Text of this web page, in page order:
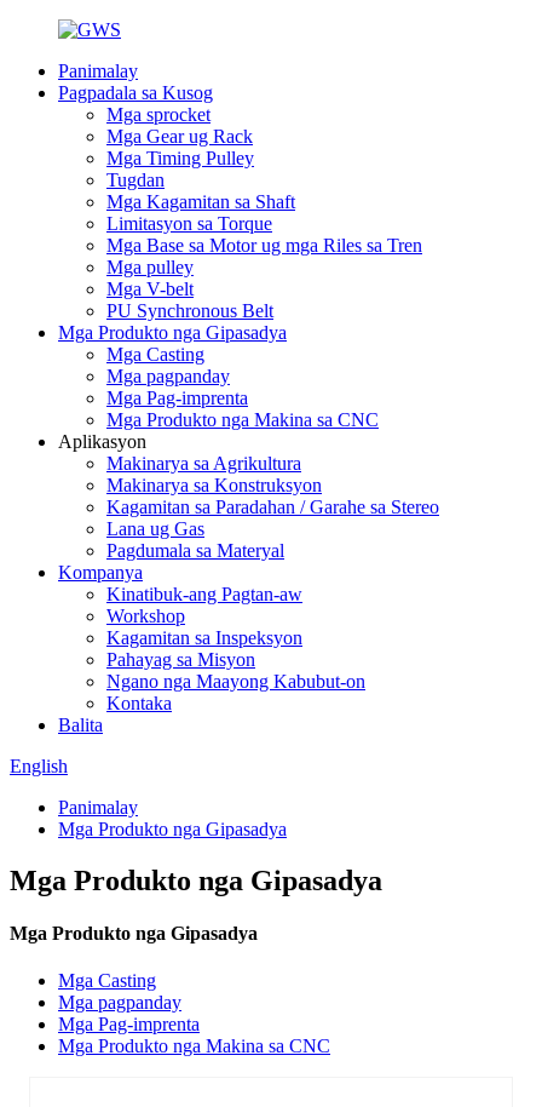
Panimalay
Pagpadala sa Kusog
Mga sprocket
Mga Gear ug Rack
Mga Timing Pulley
Tugdan
Mga Kagamitan sa Shaft
Limitasyon sa Torque
Mga Base sa Motor ug mga Riles sa Tren
Mga pulley
Mga V-belt
PU Synchronous Belt
Mga Produkto nga Gipasadya
Mga Casting
Mga pagpanday
Mga Pag-imprenta
Mga Produkto nga Makina sa CNC
Aplikasyon
Makinarya sa Agrikultura
Makinarya sa Konstruksyon
Kagamitan sa Paradahan / Garahe sa Stereo
Lana ug Gas
Pagdumala sa Materyal
Kompanya
Kinatibuk-ang Pagtan-aw
Workshop
Kagamitan sa Inspeksyon
Pahayag sa Misyon
Ngano nga Maayong Kabubut-on
Kontaka
Balita
English
Panimalay
Mga Produkto nga Gipasadya
Mga Produkto nga Gipasadya
Mga Produkto nga Gipasadya
Mga Casting
Mga pagpanday
Mga Pag-imprenta
Mga Produkto nga Makina sa CNC